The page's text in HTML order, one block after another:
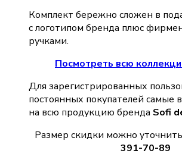
Комплект бережно сложен в
с логотипом бренда плюс
ручками.
Посмотреть всю
Для зарегистрированных
постоянных покупателей
на всю продукцию бренда Sofi
Размер скидки можно
391-70-89